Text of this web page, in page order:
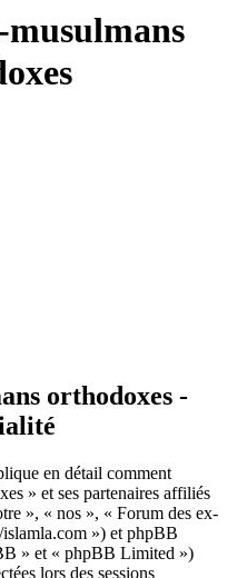
orthodoxes -
en détail comment
» et ses partenaires affiliés
», « nos », « Forum des ex-
») et phpBB
» et « phpBB Limited »)
lors des sessions